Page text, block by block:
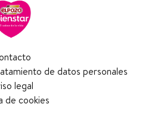
de datos personales
legal
de cookies